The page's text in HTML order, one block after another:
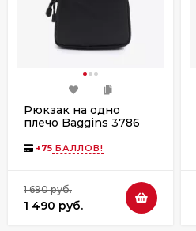
Рюкзак на одно
плечо Baggins 3786
+75 БАЛЛОВ!
1 690 руб.
1 490 руб.